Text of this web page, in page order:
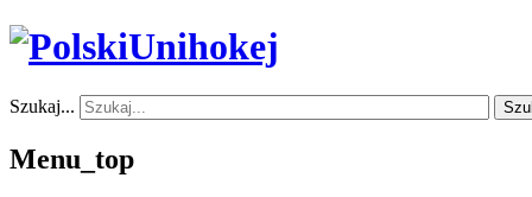
Szukaj...
Menu_top